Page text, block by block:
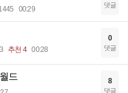
00:29 댓글
추천 4 00:28
0
댓글
드 8
댓글